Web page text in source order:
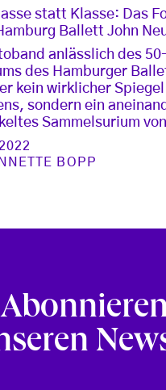
statt Klasse: Das
Ballett John
anlässlich des
des Hamburger
kein wirklicher
sondern ein
Sammelsurium
BOPP